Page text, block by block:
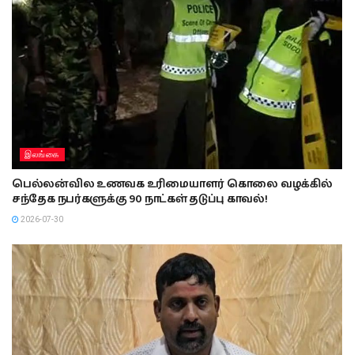
இலங்கை
பெல்லன்வில உணவக உரிமையாளர் கொலை வழக்கில்
சந்தேக நபர்களுக்கு 90 நாட்கள் தடுப்பு காவல்!
2026-07-30